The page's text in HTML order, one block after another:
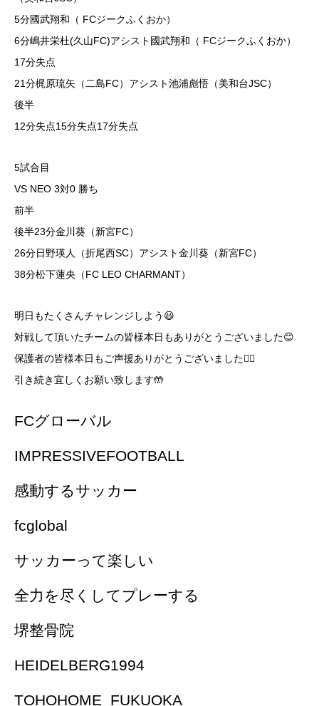
5分國武翔和（ FCジークふくおか）
6分嶋井栄杜(久山FC)アシスト國武翔和（ FCジークふくおか）
17分失点
21分梶原琉矢（二島FC）アシスト池浦彪悟（美和台JSC）
後半
12分失点15分失点17分失点
5試合目
VS NEO 3対0 勝ち
前半
後半23分金川葵（新宮FC）
26分日野瑛人（折尾西SC）アシスト金川葵（新宮FC）
38分松下蓮央（FC LEO CHARMANT）
明日もたくさんチャレンジしよう😃
対戦して頂いたチームの皆様本日もありがとうございました😊
保護者の皆様本日もご声援ありがとうございました🙇‍♂️
引き続き宜しくお願い致します🤲
FCグローバル
IMPRESSIVEFOOTBALL
感動するサッカー
fcglobal
サッカーって楽しい
全力を尽くしてプレーする
堺整骨院
HEIDELBERG1994
TOHOHOME_FUKUOKA